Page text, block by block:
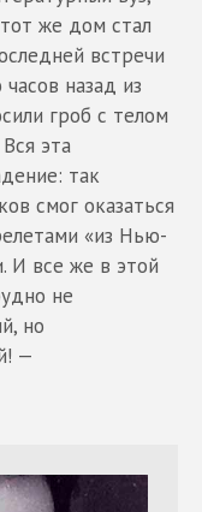
же дом стал
встречи
назад из
гроб с телом
эта
так
смог оказаться
«из Нью-
И все же в этой
не
но
—